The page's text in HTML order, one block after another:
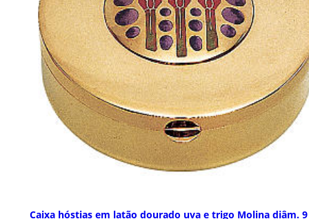
Caixa hóstias em latão dourado uva e trigo Molina diâm.